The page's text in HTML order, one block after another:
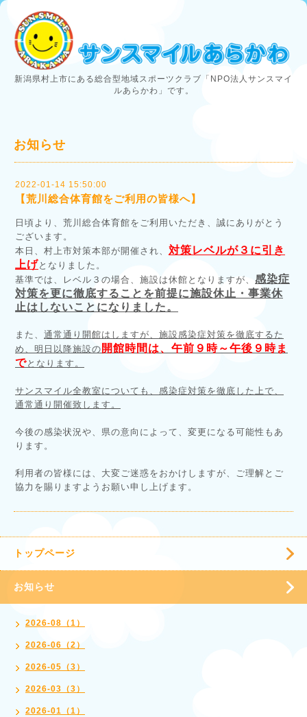
新潟県村上市にある総合型地域スポーツクラブ「NPO法人サンスマイ
ルあらかわ」です。
お知らせ
2022-01-14 15:50:00
【荒川総合体育館をご利用の皆様へ】
日頃より、荒川総合体育館をご利用いただき、誠にありがとう
ございます。
本日、村上市対策本部が開催され、 対策レベルが３に引き
上げとなりました。
基準では、レベル３の場合、施設は休館となりますが、 感染症
対策を更に徹底することを前提に施設休止・事業休
止はしないことになりました。
また、 通常通り開館はしますが、施設感染症対策を徹底するた
め、明日以降施設の 開館時間は、午前９時～午後９時ま
でとなります。
サンスマイル全教室についても、感染症対策を徹底した上で、
通常通り開催致します。
今後の感染状況や、県の意向によって、変更になる可能性もあ
ります。
利用者の皆様には、大変ご迷惑をおかけしますが、ご理解とご
協力を賜りますようお願い申し上げます。
トップページ
お知らせ
2026-08（1）
2026-06（2）
2026-05（3）
2026-03（3）
2026-01（1）